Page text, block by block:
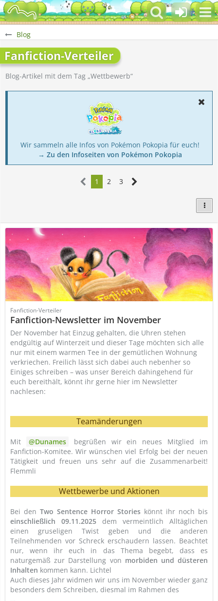
Blog
Fanfiction-Verteiler
Blog-Artikel mit dem Tag „Wettbewerb“
Wir sammeln alle Infos von Pokémon Pokopia für euch!
→ Zu den Infoseiten von Pokémon Pokopia
1 2 3
Fanfiction-Verteiler
Fanfiction-Newsletter im November
Der November hat Einzug gehalten, die Uhren stehen
endgültig auf Winterzeit und dieser Tage möchten sich alle
nur mit einem warmen Tee in der gemütlichen Wohnung
verkriechen. Freilich lässt sich dabei auch nebenher so
Einiges schreiben – was unser Bereich dahingehend für
euch bereithält, könnt ihr gerne hier im Newsletter
nachlesen:
Teamänderungen
Mit Dunames
begrüßen wir ein neues Mitglied im
Fanfiction-Komitee. Wir wünschen viel Erfolg bei der neuen
Tätigkeit und freuen uns sehr auf die Zusammenarbeit!
Flemmli
Wettbewerbe und Aktionen
Bei den Two Sentence Horror Stories könnt ihr noch bis
einschließlich 09.11.2025 dem vermeintlich Alltäglichen
einen gruseligen Twist geben und die anderen
Teilnehmenden vor Schreck erschaudern lassen. Beachtet
nur, wenn ihr euch in das Thema begebt, dass es
naturgemäß zur Darstellung von morbiden und düsteren
Inhalten kommen kann. Lichtel
Auch dieses Jahr widmen wir uns im November wieder ganz
besonders dem Schreiben, diesmal im Rahmen des